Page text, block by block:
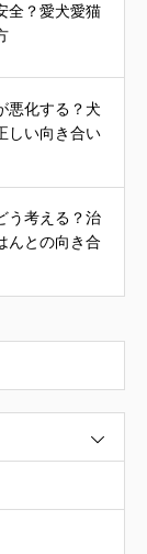
全？愛犬愛猫
悪化する？犬
しい向き合い
う考える？治
んとの向き合